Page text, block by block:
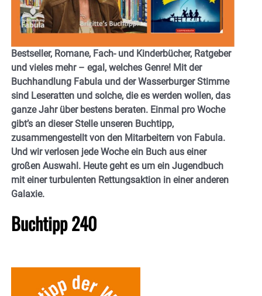
Bestseller, Romane, Fach- und Kinderbücher, Ratgeber
und vieles mehr – egal, welches Genre! Mit der
Buchhandlung Fabula und der Wasserburger Stimme
sind Leseratten und solche, die es werden wollen, das
ganze Jahr über bestens beraten. Einmal pro Woche
gibt’s an dieser Stelle unseren Buchtipp,
zusammengestellt von den Mitarbeitern von Fabula.
Und wir verlosen jede Woche ein Buch aus einer
großen Auswahl. Heute geht es um ein Jugendbuch
mit einer turbulenten Rettungsaktion in einer anderen
Galaxie.
Buchtipp 240